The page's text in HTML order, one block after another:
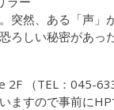
突然、ある「声」
ろしい秘密があった
2F （TEL：045-
ますので事前に